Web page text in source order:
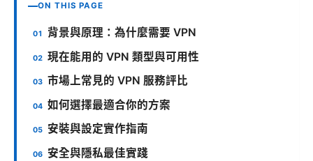
ON THIS PAGE
背景與原理：為什麼需要 VPN
現在能用的 VPN 類型與可用性
市場上常見的 VPN 服務評比
如何選擇最適合你的方案
安裝與設定實作指南
安全與隱私最佳實踐